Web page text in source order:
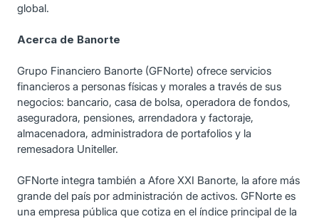
global.
Acerca de Banorte
Grupo Financiero Banorte (GFNorte) ofrece servicios
financieros a personas físicas y morales a través de sus
negocios: bancario, casa de bolsa, operadora de fondos,
aseguradora, pensiones, arrendadora y factoraje,
almacenadora, administradora de portafolios y la
remesadora Uniteller.
GFNorte integra también a Afore XXI Banorte, la afore más
grande del país por administración de activos. GFNorte es
una empresa pública que cotiza en el índice principal de la